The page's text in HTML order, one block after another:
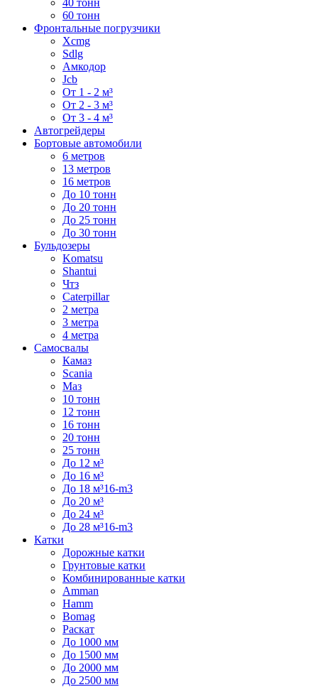
60 тонн
Фронтальные погрузчики
Xcmg
Sdlg
Амкодор
Jcb
От 1 - 2 м³
От 2 - 3 м³
От 3 - 4 м³
Автогрейдеры
Бортовые автомобили
6 метров
13 метров
16 метров
До 10 тонн
До 20 тонн
До 25 тонн
До 30 тонн
Бульдозеры
Komatsu
Shantui
Чтз
Caterpillar
2 метра
3 метра
4 метра
Самосвалы
Камаз
Scania
Маз
10 тонн
12 тонн
16 тонн
20 тонн
25 тонн
До 12 м³
До 16 м³
До 18 м³16-m3
До 20 м³
До 24 м³
До 28 м³16-m3
Катки
Дорожные катки
Грунтовые катки
Комбинированные катки
Amman
Hamm
Bomag
Раскат
До 1000 мм
До 1500 мм
До 2000 мм
До 2500 мм